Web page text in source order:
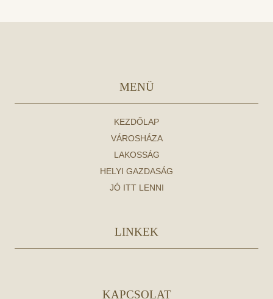
MENÜ
KEZDŐLAP
VÁROSHÁZA
LAKOSSÁG
HELYI GAZDASÁG
JÓ ITT LENNI
LINKEK
KAPCSOLAT